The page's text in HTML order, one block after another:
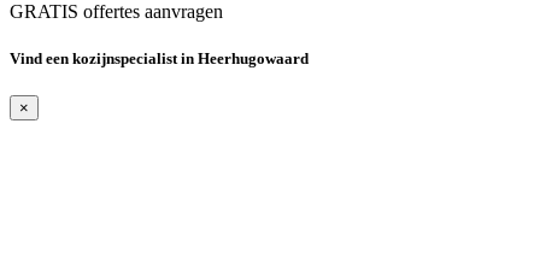
GRATIS offertes aanvragen
Vind een kozijnspecialist in Heerhugowaard
×